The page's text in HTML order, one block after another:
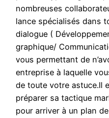
nombreuses
lance spécialisés dans
dialogue (
graphique/
vous permettant de
entreprise à laquelle
de toute votre astuce.Il
préparer sa tactique
pour arriver à un plan